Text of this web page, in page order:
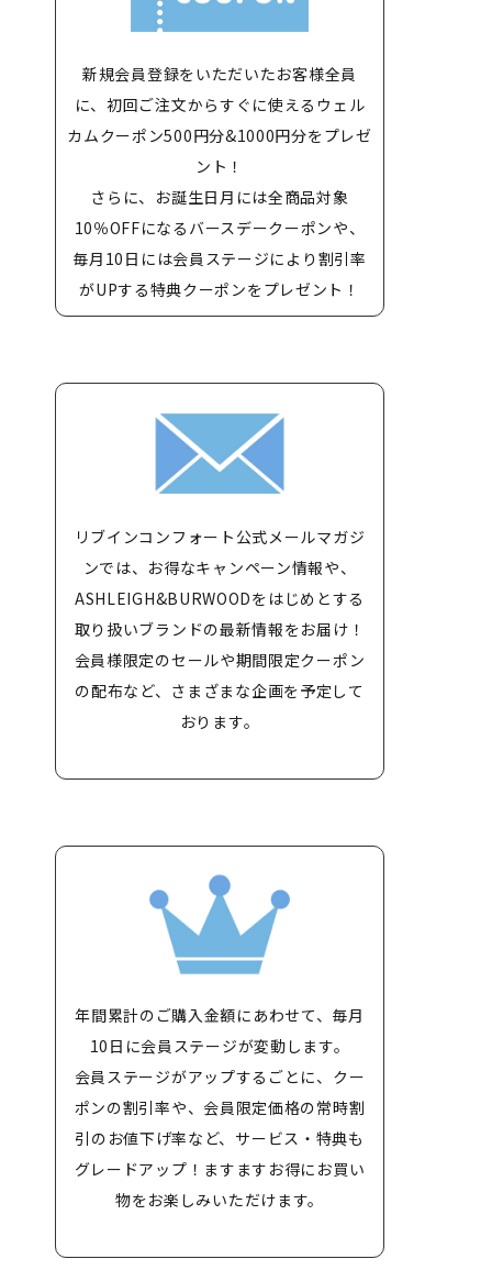
新規会員登録をいただいたお客様全員
に、初回ご注文からすぐに使えるウェル
カムクーポン500円分&1000円分をプレゼ
ント！
さらに、お誕生日月には全商品対象
10％OFFになるバースデークーポンや、
毎月10日には会員ステージにより割引率
がUPする特典クーポンをプレゼント！
リブインコンフォート公式メールマガジ
ンでは、お得なキャンペーン情報や、
ASHLEIGH&BURWOODをはじめとする
取り扱いブランドの最新情報をお届け！
会員様限定のセールや期間限定クーポン
の配布など、さまざまな企画を予定して
おります。
年間累計のご購入金額にあわせて、毎月
10日に会員ステージが変動します。
会員ステージがアップするごとに、クー
ポンの割引率や、会員限定価格の常時割
引のお値下げ率など、サービス・特典も
グレードアップ！ますますお得にお買い
物をお楽しみいただけます。